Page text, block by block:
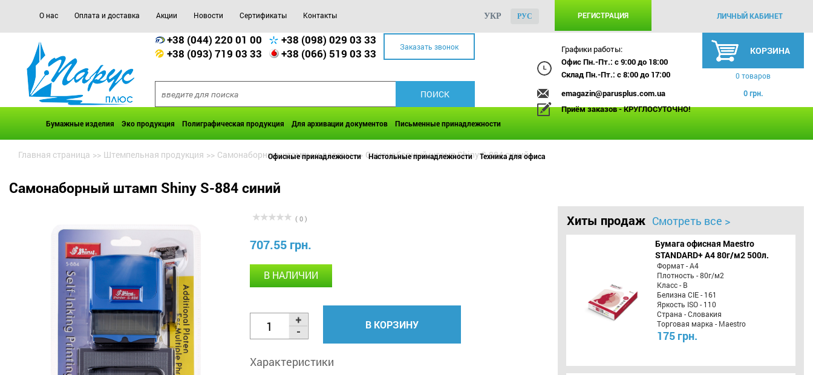
О нас Оплата и доставка Акции Новости Сертификаты Контакты РЕГИСТРАЦИЯ ЛИЧНЫЙ КАБИНЕТ
УКР РУС
+38 (044) 220 01 00
+38 (098) 029 03 33
+38 (093) 719 03 33
+38 (066) 519 03 33 Заказать звонок
Графики работы:
Офис Пн.-Пт.: с 9:00 до 18:00
Склад Пн.-Пт.: с 8:00 до 17:00
emagazin@parusplus.com.ua
Приём заказов - КРУГЛОСУТОЧНО!
КОРЗИНА
0 товаров
0 грн.
Бумажные изделия Эко продукция Полиграфическая продукция Для архивации документов Письменные принадлежности
Офисные принадлежности Настольные принадлежности Техника для офиса
Главная страница >> Штемпельная продукция >> Самонаборные штампы и датеры >> Самонаборный штамп Shiny S-884 синий
Самонаборный штамп Shiny S-884 синий
( 0 )
707.55 грн.
В НАЛИЧИИ
В КОРЗИНУ
Характеристики
Хиты продаж Смотреть все >
Бумага офисная Maestro
STANDARD+ А4 80г/м2 500л.
Формат - А4
Плотность - 80г/м2
Класс - B
Белизна CIE - 161
Яркость ISO - 110
Страна - Словакия
Торговая марка - Maestro
175 грн.